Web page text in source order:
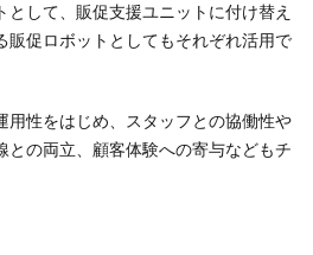
として、販促支援ユニットに付け替え
販促ロボットとしてもそれぞれ活用で
用性をはじめ、スタッフとの協働性や
との両立、顧客体験への寄与などもチ